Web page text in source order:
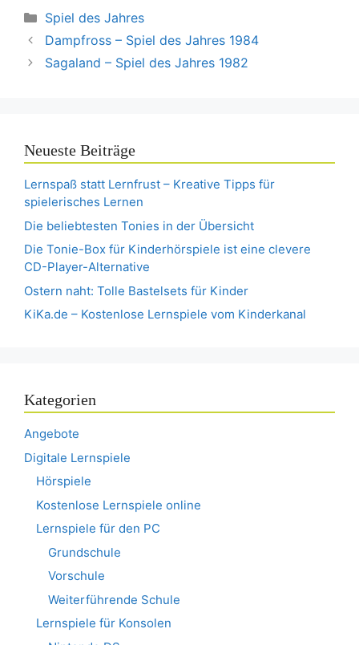
Kategorien
Spiel des Jahres
Dampfross – Spiel des Jahres 1984
Sagaland – Spiel des Jahres 1982
Neueste Beiträge
Lernspaß statt Lernfrust – Kreative Tipps für
spielerisches Lernen
Die beliebtesten Tonies in der Übersicht
Die Tonie-Box für Kinderhörspiele ist eine clevere
CD-Player-Alternative
Ostern naht: Tolle Bastelsets für Kinder
KiKa.de – Kostenlose Lernspiele vom Kinderkanal
Kategorien
Angebote
Digitale Lernspiele
Hörspiele
Kostenlose Lernspiele online
Lernspiele für den PC
Grundschule
Vorschule
Weiterführende Schule
Lernspiele für Konsolen